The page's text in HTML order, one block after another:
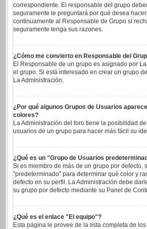
correspondiente. El responsable del grupo
seguramente le preguntará por qué desea
continuamente al Responsable de Grupo si
seguramente tenga sus razones.
¿Cómo me convierto en Responsable del
El Responsable de un grupo es asignado por
el grupo. Si está interesado en crear un grupo
La Administración.
¿Por qué algunos Grupos de Usuarios
colores?
La Administración del foro tiene la posibilidad
usuarios de un grupo para hacer más fácil su
¿Qué es un "Grupo de Usuarios
Si es miembro de más de un grupo por defecto,
"predeterminado" para determinar qué color y
defecto en su perfil. La Administración debe
su grupo por defecto mediante su Panel de
¿Qué es el enlace "El equipo"?
Esta página le provee de la lista completa de